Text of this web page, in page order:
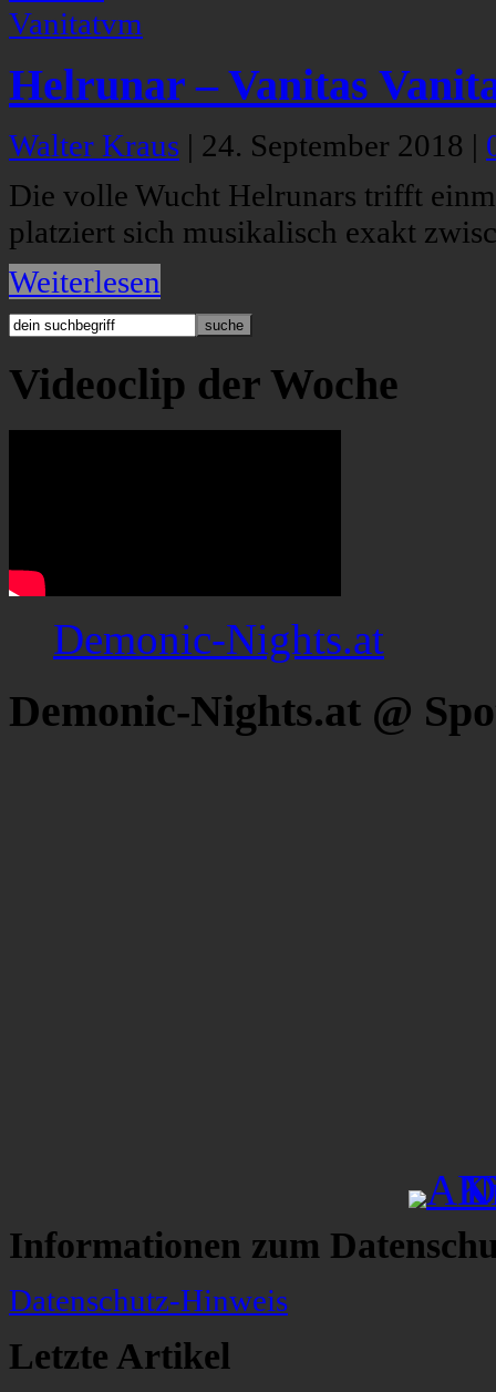
Helrunar – Vanitas
Walter Kraus | 24. September 2018 |
Die volle Wucht Helrunars trifft
platziert sich musikalisch exakt
Weiterlesen
Videoclip der Woche
Demonic-Nights.at
Demonic-Nights.at @
Informationen zum
Datenschutz-Hinweis
Letzte Artikel